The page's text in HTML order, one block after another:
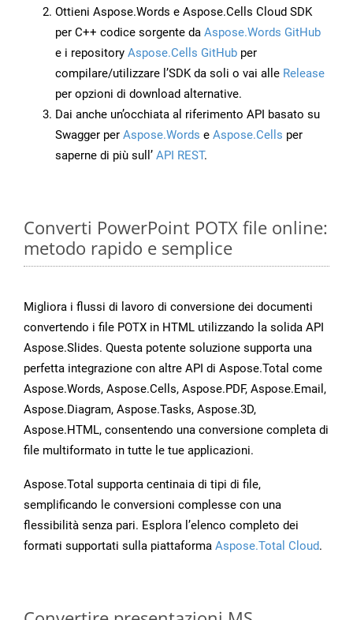
Ottieni Aspose.Words e Aspose.Cells Cloud SDK
per C++ codice sorgente da Aspose.Words GitHub
e i repository Aspose.Cells GitHub per
compilare/utilizzare l’SDK da soli o vai alle Release
per opzioni di download alternative.
Dai anche un’occhiata al riferimento API basato su
Swagger per Aspose.Words e Aspose.Cells per
saperne di più sull’ API REST.
Converti PowerPoint POTX file online:
metodo rapido e semplice
Migliora i flussi di lavoro di conversione dei documenti
convertendo i file POTX in HTML utilizzando la solida API
Aspose.Slides. Questa potente soluzione supporta una
perfetta integrazione con altre API di Aspose.Total come
Aspose.Words, Aspose.Cells, Aspose.PDF, Aspose.Email,
Aspose.Diagram, Aspose.Tasks, Aspose.3D,
Aspose.HTML, consentendo una conversione completa di
file multiformato in tutte le tue applicazioni.
Aspose.Total supporta centinaia di tipi di file,
semplificando le conversioni complesse con una
flessibilità senza pari. Esplora l’elenco completo dei
formati supportati sulla piattaforma Aspose.Total Cloud.